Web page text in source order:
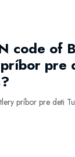
code of
pre
príbor pre deti